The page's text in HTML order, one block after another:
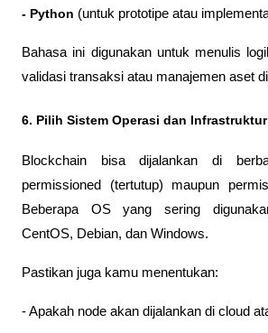
- Python (untuk prototipe atau
Bahasa ini digunakan untuk menulis
validasi transaksi atau manajemen aset
6. Pilih Sistem Operasi dan Infrastruktur
Blockchain bisa dijalankan di
permissioned (tertutup) maupun
Beberapa OS yang sering
CentOS, Debian, dan Windows.
Pastikan juga kamu menentukan:
- Apakah node akan dijalankan di cloud